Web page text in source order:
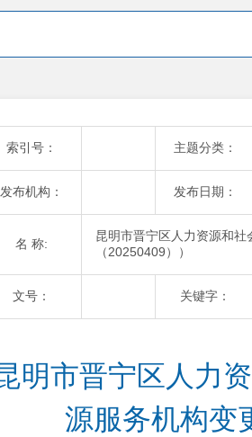
索引号： 主题分类：
发布机构： 发布日期：
名 称:
昆明市晋宁区人力资源和
（20250409））
文号： 关键字：
明市晋宁区人力
源服务机构变